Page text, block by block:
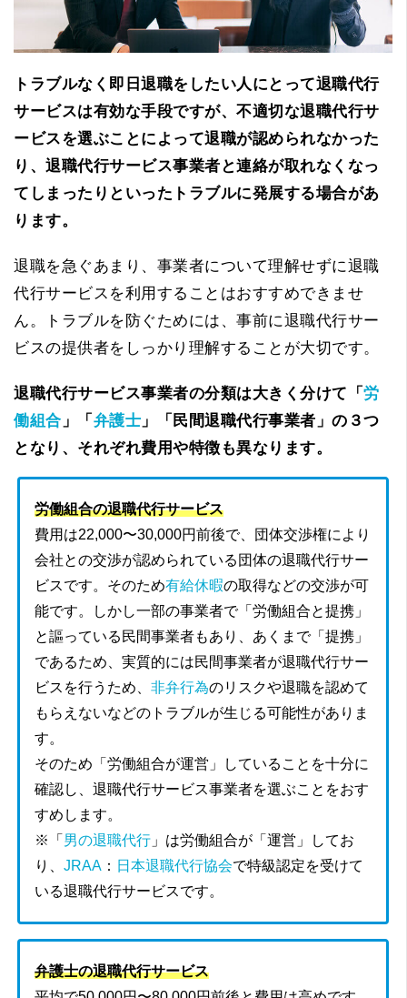
トラブルなく即日退職をしたい人にとって退職代行
サービスは有効な手段ですが、不適切な退職代行サ
ービスを選ぶことによって退職が認められなかった
り、退職代行サービス事業者と連絡が取れなくなっ
てしまったりといったトラブルに発展する場合があ
ります。
退職を急ぐあまり、事業者について理解せずに退職
代行サービスを利用することはおすすめできませ
ん。トラブルを防ぐためには、事前に退職代行サー
ビスの提供者をしっかり理解することが大切です。
退職代行サービス事業者の分類は大きく分けて「 労
働組合 」「 弁護士 」「民間退職代行事業者」の３つ
となり、それぞれ費用や特徴も異なります。
労働組合の退職代行サービス
費用は22,000〜30,000円前後で、団体交渉権により
会社との交渉が認められている団体の退職代行サー
ビスです。そのため有給休暇の取得などの交渉が可
能です。しかし一部の事業者で「労働組合と提携」
と謳っている民間事業者もあり、あくまで「提携」
であるため、実質的には民間事業者が退職代行サー
ビスを行うため、 非弁行為のリスクや退職を認めて
もらえないなどのトラブルが生じる可能性がありま
す。
そのため「労働組合が運営」していることを十分に
確認し、退職代行サービス事業者を選ぶことをおす
すめします。
※「 男の退職代行」は労働組合が「運営」してお
り、 JRAA： 日本退職代行協会で特級認定を受けて
いる退職代行サービスです。
弁護士の退職代行サービス